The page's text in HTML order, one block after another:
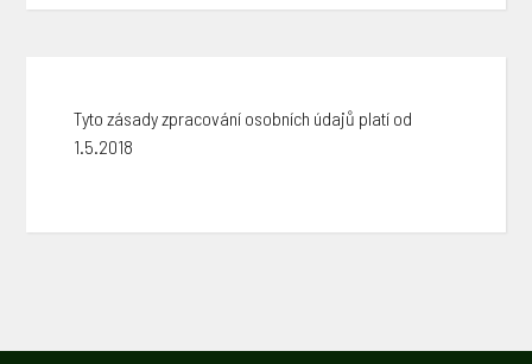
Tyto zásady zpracování osobních údajů platí od
1.5.2018